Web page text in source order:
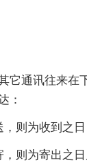
它通讯往来在
：
则为收到之日
，则为寄出之